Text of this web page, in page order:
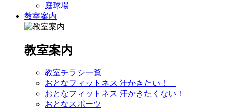
庭球場
教室案内
教室案内
教室チラシ一覧
おとなフィットネス 汗かきたい！
おとなフィットネス 汗かきたくない！
おとなスポーツ